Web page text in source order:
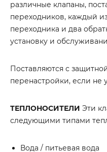
различные клапаны,
переходников, каждый
переходника и два
установку и
Поставляются с
перенастройки, если не
ТЕПЛОНОСИТЕЛИ Эти
следующими типами
Вода / питьевая вода